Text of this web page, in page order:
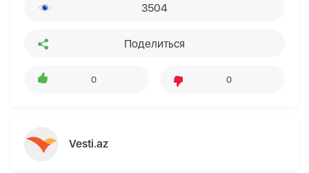
3504
Поделиться
0 0
Vesti.az